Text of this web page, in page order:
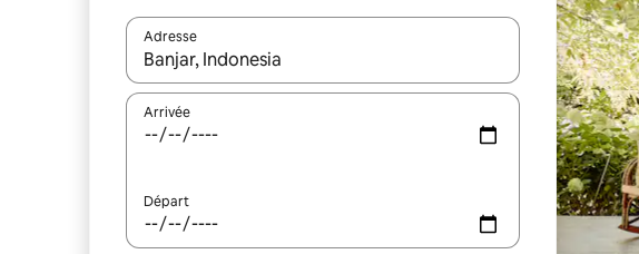
Adresse
Lorsque les résultats s'affichent, utilisez les flèches vers le haut et
Arrivée
Départ